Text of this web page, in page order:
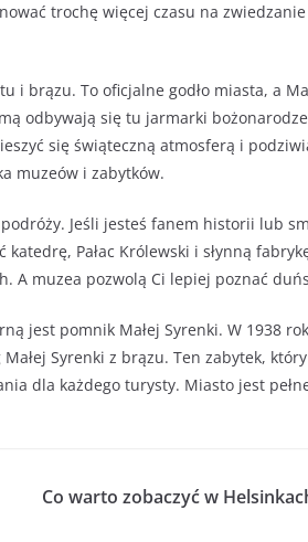
trochę więcej czasu na
i brązu. To oficjalne godło miasta, a
odbywają się tu jarmarki
się świąteczną atmosferą i
muzeów i zabytków.
Jeśli jesteś fanem historii lub
Pałac Królewski i słynną
A muzea pozwolą Ci lepiej poznać
jest pomnik Małej Syrenki. W 1938
Syrenki z brązu. Ten zabytek,
dla każdego turysty. Miasto jest
Co warto zobaczyć w